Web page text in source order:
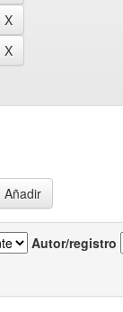
Autor/registro